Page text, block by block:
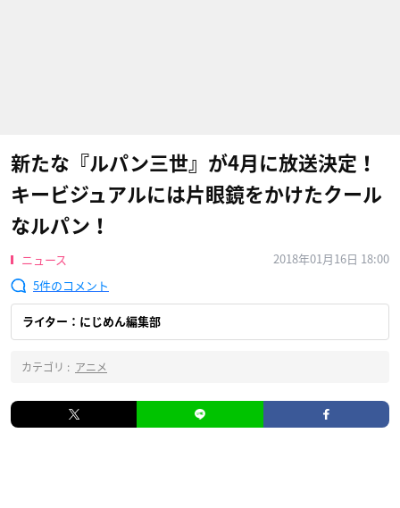
新たな『ルパン三世』が4月に放送決定！
キービジュアルには片眼鏡をかけたクール
なルパン！
ニュース
2018年01月16日 18:00
5
ライター：にじめん編集部
カテゴリ : アニメ